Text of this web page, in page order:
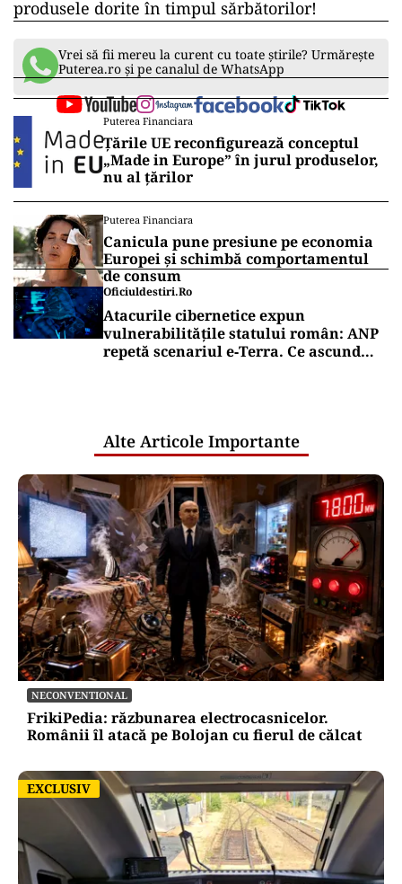
produsele dorite în timpul sărbătorilor!
Vrei să fii mereu la curent cu toate știrile? Urmărește
Puterea.ro și pe canalul de WhatsApp
Puterea Financiara
Țările UE reconfigurează conceptul
„Made in Europe” în jurul produselor,
nu al țărilor
Puterea Financiara
Canicula pune presiune pe economia
Europei și schimbă comportamentul
de consum
Oficiuldestiri.ro
Atacurile cibernetice expun
vulnerabilitățile statului român: ANP
repetă scenariul e‑Terra. Ce ascund
Alte Articole Importante
NECONVENTIONAL
FrikiPedia: răzbunarea electrocasnicelor.
Românii îl atacă pe Bolojan cu fierul de călcat
EXCLUSIV
EXCLUSIV